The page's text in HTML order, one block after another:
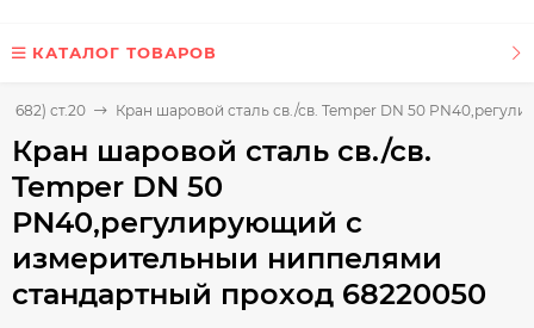
КАТАЛОГ ТОВАРОВ
682) ст.20 Кран шаровой сталь св./св. Temper DN 50
Кран шаровой сталь св./св.
Temper DN 50
PN40,регулирующий с
измерительныи ниппелями
стандартный проход 68220050